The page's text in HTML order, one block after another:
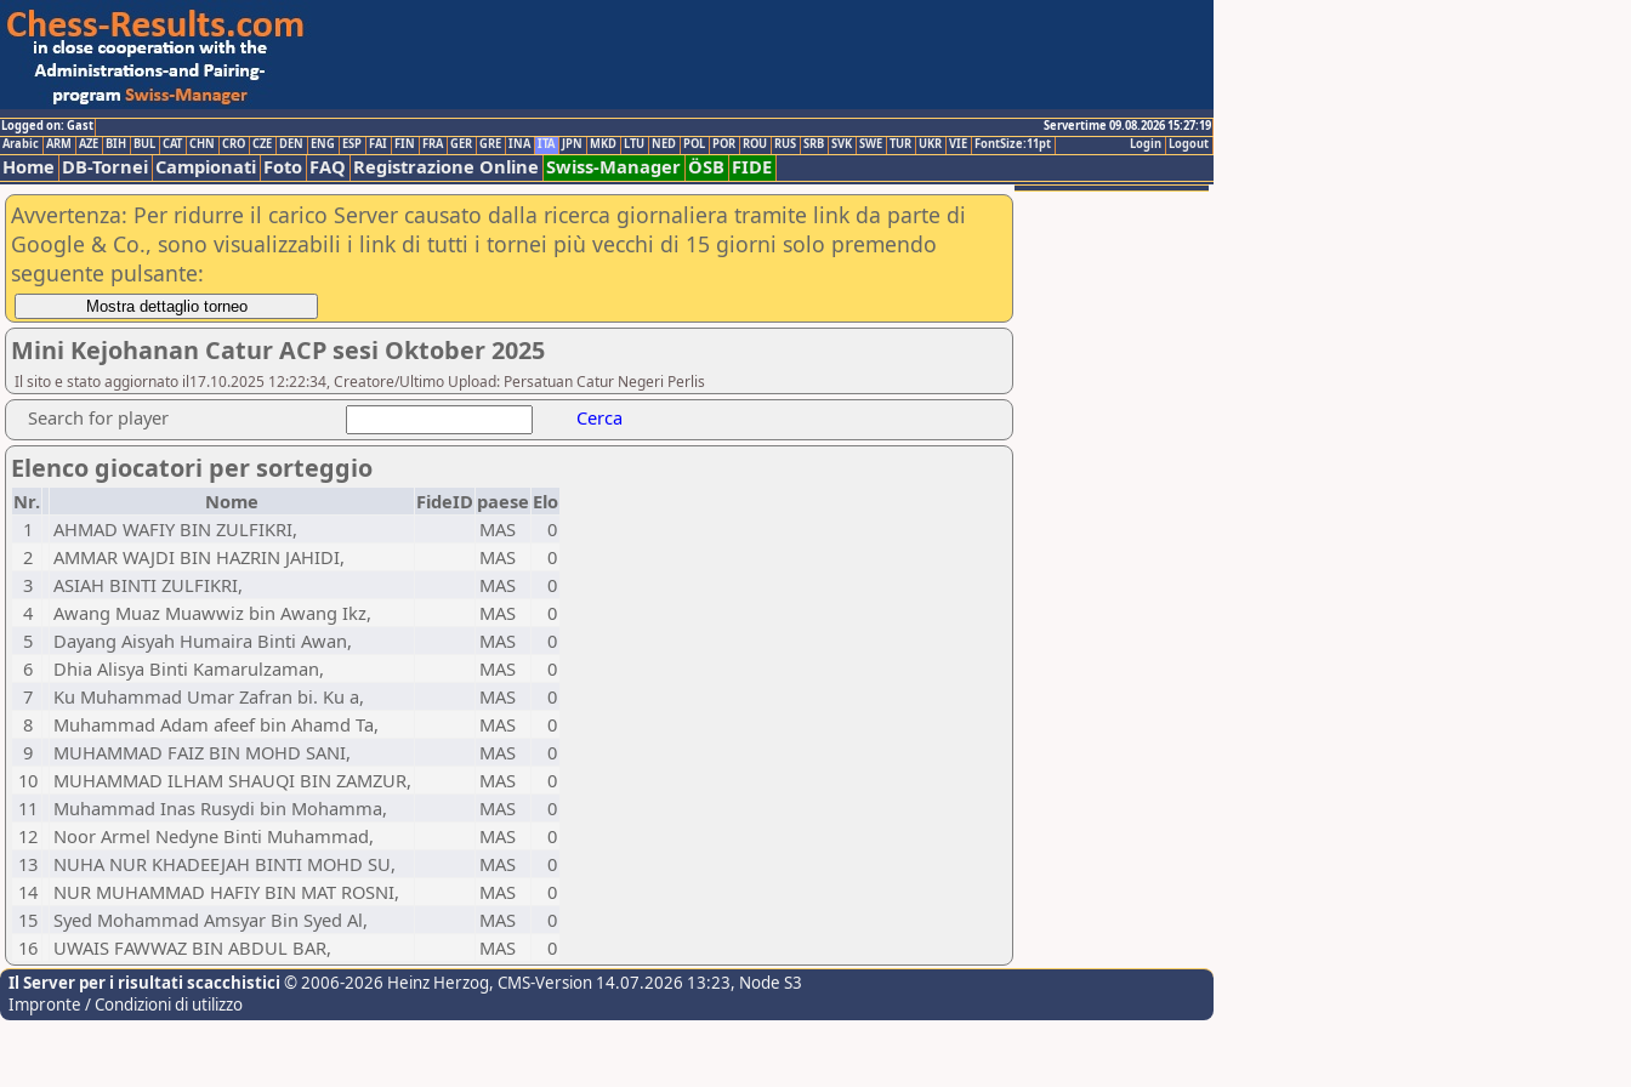
Logged on: Gast
Servertime 09.08.2026 15:27:19
Logout
Login
Arabic ARM AZE BIH BUL CAT CHN CRO CZE DEN ENG ESP FAI FIN FRA GER GRE INA ITA JPN MKD LTU NED POL POR ROU RUS SRB SVK SWE TUR UKR VIE FontSize:11pt
Home DB-Tornei Campionati Foto FAQ Registrazione Online Swiss-Manager ÖSB FIDE
Avvertenza: Per ridurre il carico Server causato dalla ricerca giornaliera tramite link da parte di
Google & Co., sono visualizzabili i link di tutti i tornei più vecchi di 15 giorni solo premendo
seguente pulsante:
Mini Kejohanan Catur ACP sesi Oktober 2025
Il sito e stato aggiornato il17.10.2025 12:22:34, Creatore/Ultimo Upload: Persatuan Catur Negeri Perlis
Search for player Cerca
Elenco giocatori per sorteggio
Nr. Nome FideID paese Elo
1
AHMAD WAFIY BIN ZULFIKRI, MAS
0
2
AMMAR WAJDI BIN HAZRIN JAHIDI, MAS
0
3
ASIAH BINTI ZULFIKRI, MAS
0
4
Awang Muaz Muawwiz bin Awang Ikz, MAS
0
5
Dayang Aisyah Humaira Binti Awan, MAS
0
6
Dhia Alisya Binti Kamarulzaman, MAS
0
7
Ku Muhammad Umar Zafran bi. Ku a, MAS
0
8
Muhammad Adam afeef bin Ahamd Ta, MAS
0
9
MUHAMMAD FAIZ BIN MOHD SANI, MAS
0
10
MUHAMMAD ILHAM SHAUQI BIN ZAMZUR, MAS
0
11
Muhammad Inas Rusydi bin Mohamma, MAS
0
12
Noor Armel Nedyne Binti Muhammad, MAS
0
13
NUHA NUR KHADEEJAH BINTI MOHD SU, MAS
0
14
NUR MUHAMMAD HAFIY BIN MAT ROSNI, MAS
0
15
Syed Mohammad Amsyar Bin Syed Al, MAS
0
16
UWAIS FAWWAZ BIN ABDUL BAR, MAS 0
Il Server per i risultati scacchistici © 2006-2026 Heinz Herzog, CMS-Version 14.07.2026 13:23, Node S3
Impronte / Condizioni di utilizzo